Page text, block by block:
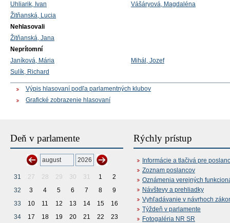
Uhliarik, Ivan
Vášáryová, Magdaléna
Žitňanská, Lucia
Nehlasovali
Žitňanská, Jana
Neprítomní
Janíková, Mária
Mihál, Jozef
Sulík, Richard
Výpis hlasovaní podľa parlamentných klubov
Grafické zobrazenie hlasovaní
Deň v parlamente
31 27 28 29 30 31 1
2
32
3 4 5 6 7 8
9
33
10 11 12 13 14 15
16
34
17 18 19 20 21 22
23
Rýchly prístup
Informácie a tlačivá pre
Zoznam poslancov
Oznámenia verejných
Návštevy a prehliadky
Vyhľadávanie v návrhoch
Týždeň v parlamente
Fotogaléria NR SR